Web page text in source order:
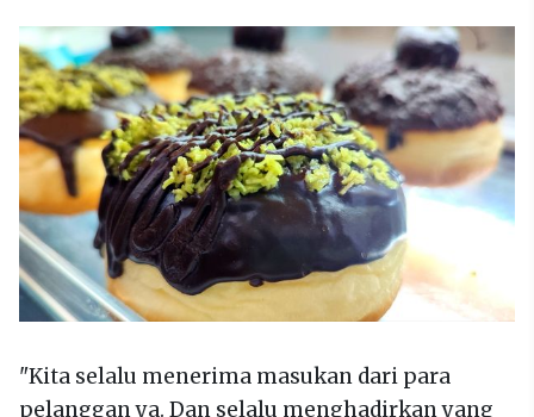
"Kita selalu menerima masukan dari para
pelanggan ya. Dan selalu menghadirkan yang